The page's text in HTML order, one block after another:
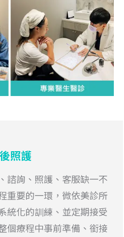
照護
諮詢、照護、客服缺一不
重要的一環，微依美診所
統化的訓練、並定期接受
個療程中事前準備、銜接